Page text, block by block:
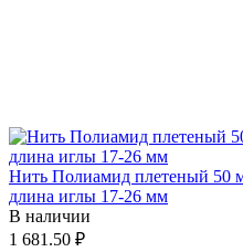
Нить Полиамид плетеный 50
длина иглы 17-26 мм
В наличии
1 681.50 ₽